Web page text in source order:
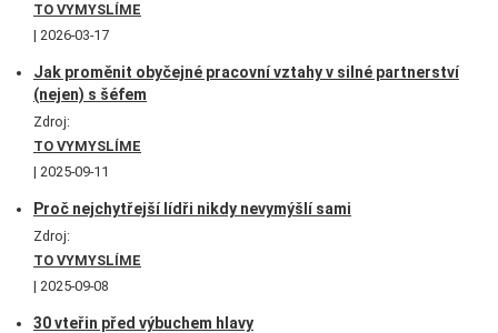
TO VYMYSLÍME
2026-03-17
Jak proměnit obyčejné pracovní vztahy v silné partnerství
(nejen) s šéfem
Zdroj:
TO VYMYSLÍME
2025-09-11
Proč nejchytřejší lídři nikdy nevymýšlí sami
Zdroj:
TO VYMYSLÍME
2025-09-08
30 vteřin před výbuchem hlavy